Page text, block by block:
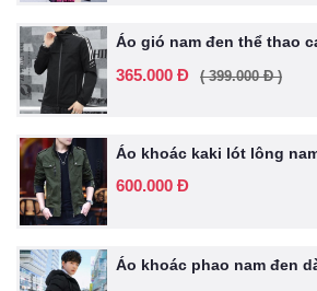
Áo gió nam đen thể thao
365.000 Đ ( 399.000 Đ )
Áo khoác kaki lót lông
600.000 Đ
Áo khoác phao nam đen